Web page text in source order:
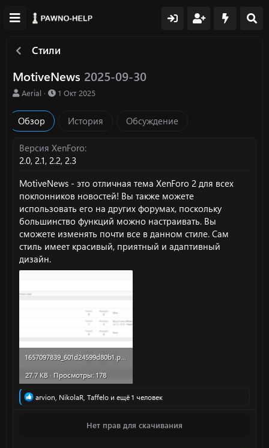
Стили
MotiveNews 2025-09-30
А
т
о
Aerial
Д
о
з
д
н
и
я
1 Окт 2025
Обзор История Обсуждение
Версия XenForo
2.0 2.1 2.2 2.3
MotiveNews - это отличная тема XenForo 2 для всех
поклонников новостей! Вы также можете
использовать его на других форумах, поскольку
большинство функций можно настраивать. Вы
сможете изменять почти все в данном стиле. Сам
стиль имеет красивый, приятный и адаптивный
дизайн.
1657097839_601d24599d80b1.png
27.7 KB · Просмотры: 178
Р
arvion, NikolaR, Taffelo и ещё 1 человек
Нет прав для скачивания